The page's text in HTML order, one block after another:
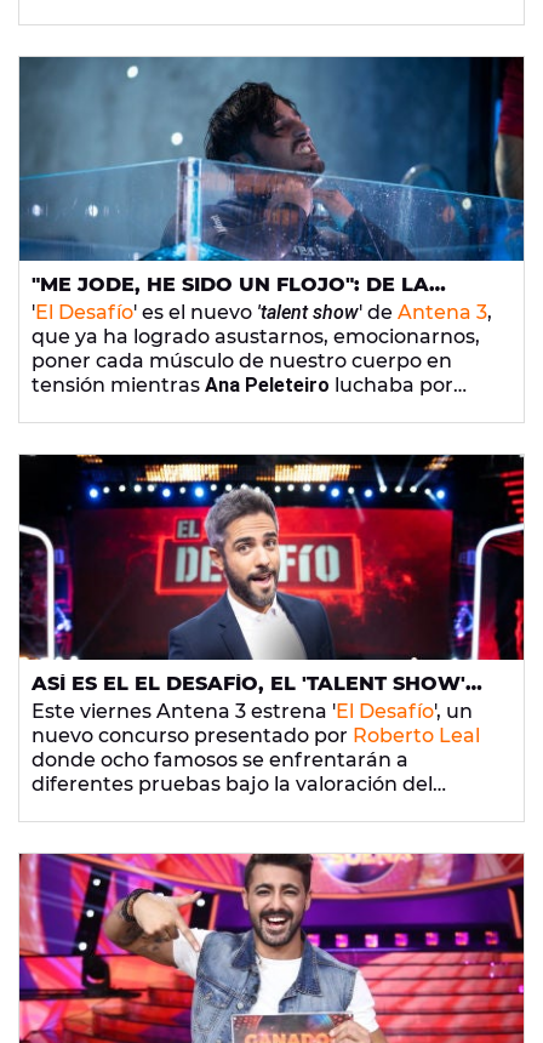
"ME JODE, HE SIDO UN FLOJO": DE LA
APNEA DE BUSTAMANTE A LA BRONCA A
JORGE SANZ O EL SUSTO DE TAMARA
FALCÓ EN 'EL DESAFÍO'
'El Desafío' es el nuevo 'talent show' de Antena 3,
que ya ha logrado asustarnos, emocionarnos,
poner cada músculo de nuestro cuerpo en
tensión mientras Ana Peleteiro luchaba por
apnea que parecía no acabar nunca.
Repasamos el estreno de este emocionante
formato que cuenta conTamara Falcó,
Santiago SegurayJuan del Valen el jurado, ¡y en
el que
Pablo Motosha cantando ópera!
ASÍ ES EL EL DESAFÍO, EL 'TALENT SHOW'
QUE ENFRENTA A FAMOSOS COMO GEMMA
MENGUAL, DAVID BUSTAMANTE, AGATHA
RUIZ DE LA PRADA O KIRA MIRÓ
Este viernes Antena 3 estrena 'El Desafío', un
nuevo concurso presentado por Roberto Leal
donde ocho famosos se enfrentarán a
diferentes pruebas bajo la valoración del